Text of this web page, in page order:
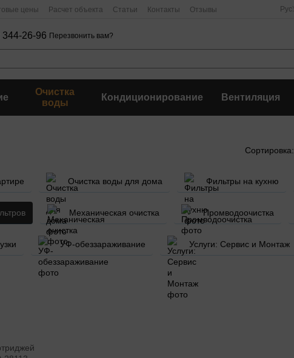
цены Расчет объекта Статьи Контакты Отзывы Рус
344-26-96 Перезвонить вам?
Очистка
воды
Кондиционирование Вентиляция
Сортировка:
Очистка воды для дома Фильтры на кухню
Механическая очистка Промводоочистка
УФ-обеззараживание Услуги: Сервис и Монтаж